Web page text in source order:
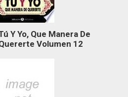
Y Yo, Que Manera De
Volumen 12